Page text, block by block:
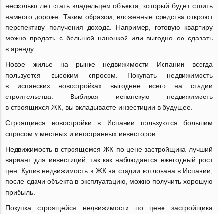
несколько лет стать владельцем объекта, который будет стоить
намного дороже. Таким образом, вложенные средства откроют
перспективу получения дохода. Например, готовую квартиру
можно продать с большой наценкой или выгодно ее сдавать
в аренду.
Новое жилье на рынке недвижимости Испании всегда
пользуется высоким спросом. Покупать недвижимость
в испанских новостройках выгоднее всего на стадии
строительства. Выбирая испанскую недвижимость
в строящихся ЖК, вы вкладываете инвестиции в будущее.
Строящиеся новостройки в Испании пользуются большим
спросом у местных и иностранных инвесторов.
Недвижимость в строящемся ЖК по цене застройщика лучший
вариант для инвестиций, так как наблюдается ежегодный рост
цен. Купив недвижимость в ЖК на стадии котлована в Испании,
после сдачи объекта в эксплуатацию, можно получить хорошую
прибыль.
Покупка строящейся недвижимости по цене застройщика